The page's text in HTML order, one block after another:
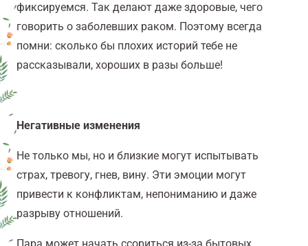
фиксируемся. Так делают даже здоровые, чего
говорить о заболевших раком. Поэтому всегда
помни: сколько бы плохих историй тебе не
рассказывали, хороших в разы больше!
Негативные изменения
Не только мы, но и близкие могут испытывать
страх, тревогу, гнев, вину. Эти эмоции могут
привести к конфликтам, непониманию и даже
разрыву отношений.